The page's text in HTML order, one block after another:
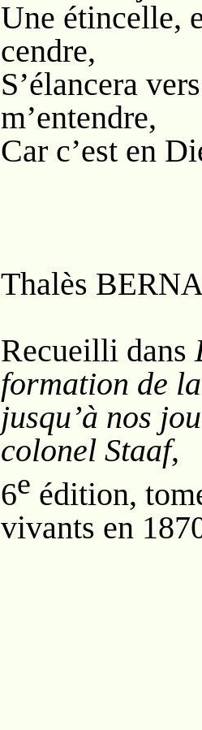
Une étincelle,
cendre,
S’élancera
m’entendre,
Car c’est en
Thalès B
Recueilli dans
formation de
jusqu’à nos
colonel Staaf,
6e édition,
vivants en